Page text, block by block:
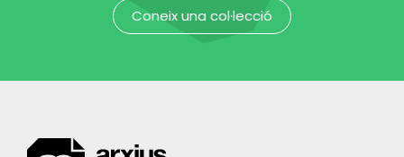
Coneix una col·lecció